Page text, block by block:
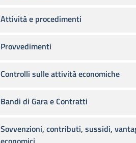
Attività e procedimenti
Provvedimenti
Controlli sulle attività economiche
Bandi di Gara e Contratti
Sovvenzioni, contributi, sussidi,